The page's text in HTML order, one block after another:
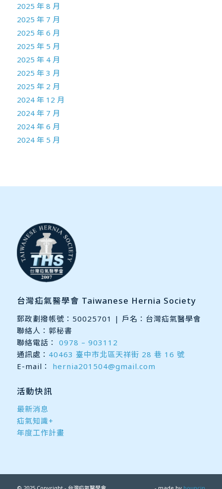
2025 年 8 月
2025 年 7 月
2025 年 6 月
2025 年 5 月
2025 年 4 月
2025 年 3 月
2025 年 2 月
2024 年 12 月
2024 年 7 月
2024 年 6 月
2024 年 5 月
台灣疝氣醫學會 Taiwanese Hernia Society
郵政劃撥帳號：50025701 | 戶名：台灣疝氣醫學會
聯絡人：郭秘書
聯絡電話： 0978 – 903112
通訊處： 40463 臺中市北區天祥街 28 巷 16 號
E-mail： hernia201504@gmail.com
活動快訊
最新消息
疝氣知識+
年度工作計畫